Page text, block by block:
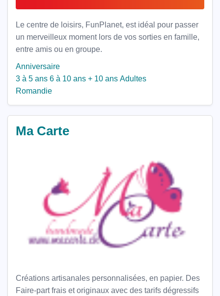
Le centre de loisirs, FunPlanet, est idéal pour passer
un merveilleux moment lors de vos sorties en famille,
entre amis ou en groupe.
Anniversaire
3 à 5 ans 6 à 10 ans + 10 ans Adultes
Romandie
Ma Carte
Créations artisanales personnalisées, en papier. Des
Faire-part frais et originaux avec des tarifs dégressifs